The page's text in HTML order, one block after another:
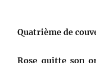
Quatrième de
Rose quitte son